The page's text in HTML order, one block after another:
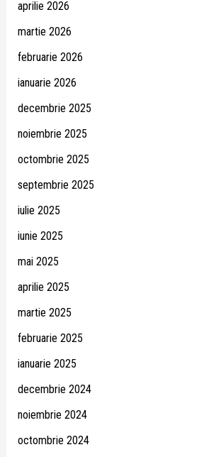
aprilie 2026
martie 2026
februarie 2026
ianuarie 2026
decembrie 2025
noiembrie 2025
octombrie 2025
septembrie 2025
iulie 2025
iunie 2025
mai 2025
aprilie 2025
martie 2025
februarie 2025
ianuarie 2025
decembrie 2024
noiembrie 2024
octombrie 2024